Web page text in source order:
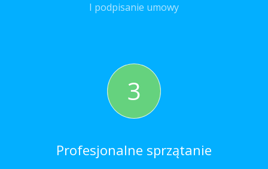
I podpisanie umowy
3
Profesjonalne sprzątanie